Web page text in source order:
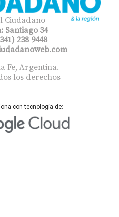
Ciudadano
Santiago 34
238 9448
Fe, Argentina.
los derechos
con tecnología de: